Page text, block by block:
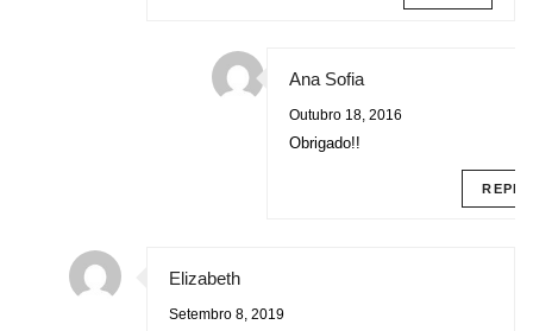
Ana Sofia
Outubro 18, 2016
Obrigado!!
REPLY
Elizabeth
Setembro 8, 2019